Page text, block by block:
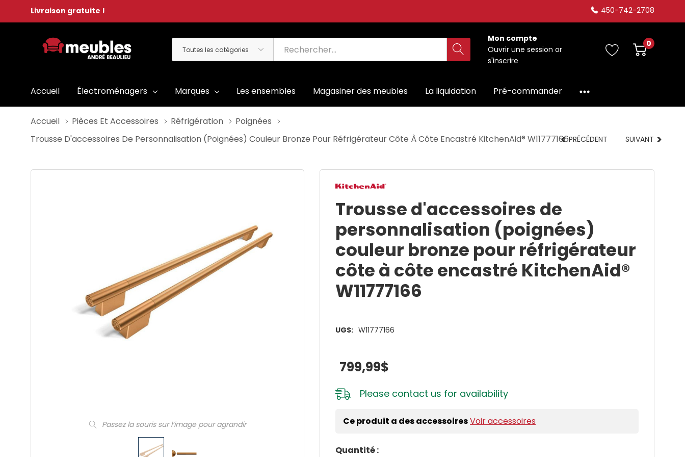
Livraison gratuite ! 450-742-2708
Toutes
les
Rechercher
Mon compte
Ouvrir une session or
s'inscrire
0
Accueil Électroménagers Marques Les ensembles Magasiner des meubles La liquidation Pré-commander
Accueil Pièces Et Accessoires Réfrigération
Poignées
Trousse D'accessoires De Personnalisation (poignées) Couleur Bronze Pour Réfrigérateur Côte À Côte Encastré KitchenAid® W11777166
Passez la souris sur l’image pour agrandir
PRÉCÉDENT SUIVANT
Trousse d'accessoires de
personnalisation (poignées)
couleur bronze pour réfrigérateur
côte à côte encastré KitchenAid®
W11777166
UGS: W11777166
799,99$
Please contact us for availability
Ce produit a des accessoiresVoir accessoires
Dépêchez-
Quantité :